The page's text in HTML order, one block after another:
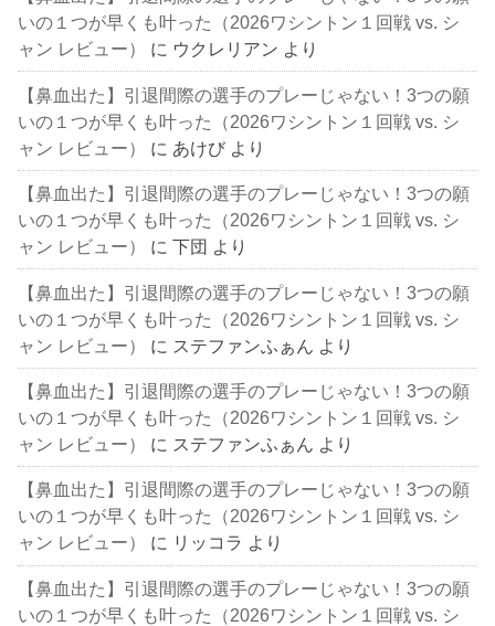
いの１つが早くも叶った（2026ワシントン１回戦 vs. シ
ャン レビュー）
に ウクレリアン より
【鼻血出た】引退間際の選手のプレーじゃない！3つの願
いの１つが早くも叶った（2026ワシントン１回戦 vs. シ
ャン レビュー）
に あけび より
【鼻血出た】引退間際の選手のプレーじゃない！3つの願
いの１つが早くも叶った（2026ワシントン１回戦 vs. シ
ャン レビュー）
に下団 より
【鼻血出た】引退間際の選手のプレーじゃない！3つの願
いの１つが早くも叶った（2026ワシントン１回戦 vs. シ
ャン レビュー）
に ステファンふぁん より
【鼻血出た】引退間際の選手のプレーじゃない！3つの願
いの１つが早くも叶った（2026ワシントン１回戦 vs. シ
ャン レビュー）
に ステファンふぁん より
【鼻血出た】引退間際の選手のプレーじゃない！3つの願
いの１つが早くも叶った（2026ワシントン１回戦 vs. シ
ャン レビュー）
に リッコラ より
【鼻血出た】引退間際の選手のプレーじゃない！3つの願
いの１つが早くも叶った（2026ワシントン１回戦 vs. シ